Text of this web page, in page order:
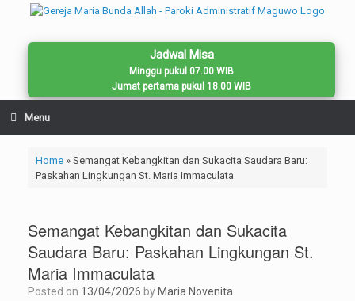
Jadwal Misa
Minggu pukul 07.00 WIB
Jumat pertama pukul 18.00 WIB
Menu
Home» Semangat Kebangkitan dan Sukacita Saudara Baru:
Paskahan Lingkungan St. Maria Immaculata
Semangat Kebangkitan dan Sukacita
Saudara Baru: Paskahan Lingkungan St.
Maria Immaculata
Posted on 13/04/2026 by Maria Novenita